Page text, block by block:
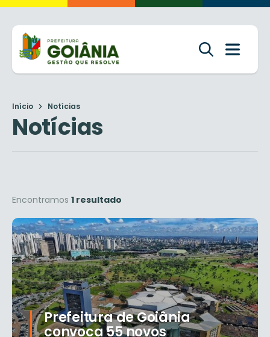
Início Notícias
Notícias
Encontramos 1 resultado
Prefeitura de Goiânia
convoca 55 novos